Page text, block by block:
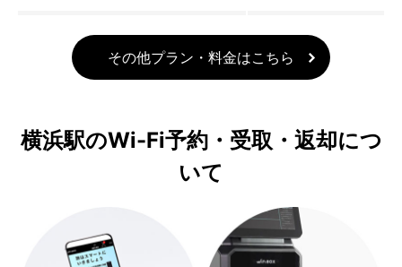
その他プラン・料金はこちら
横浜駅のWi-Fi予約・受取・返却につ
いて